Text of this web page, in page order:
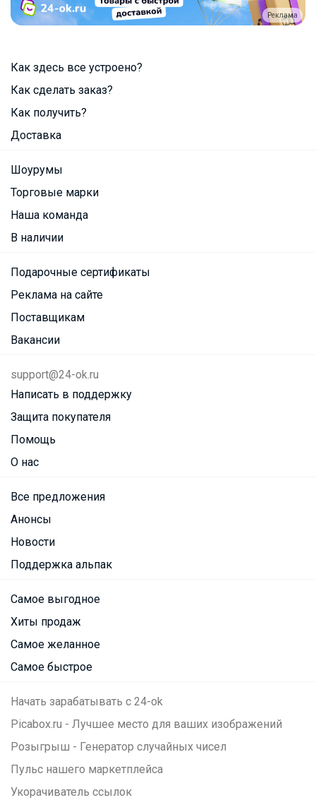
Реклама
Как здесь все устроено?
Как сделать заказ?
Как получить?
Доставка
Шоурумы
Торговые марки
Наша команда
В наличии
Подарочные сертификаты
Реклама на сайте
Поставщикам
Вакансии
support@24-ok.ru
Написать в поддержку
Защита покупателя
Помощь
О нас
Все предложения
Анонсы
Новости
Поддержка альпак
Самое выгодное
Хиты продаж
Самое желанное
Самое быстрое
Начать зарабатывать с 24-ok
Picabox.ru - Лучшее место для ваших изображений
Розыгрыш - Генератор случайных чисел
Пульс нашего маркетплейса
Укорачиватель ссылок